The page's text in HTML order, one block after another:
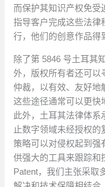
而保护其知识产权免受
指导客户完成这些法律
行，他们的创意作品得
除了第 5846 号土耳其
外，版权所有者还可以
仲裁，以有效、友好地
这些途径通常可以更快
此外，土耳其法律体系
止数字领域未经授权
策略可以对侵权起到强
供强大的工具来跟踪和
Patent，我们主张采取